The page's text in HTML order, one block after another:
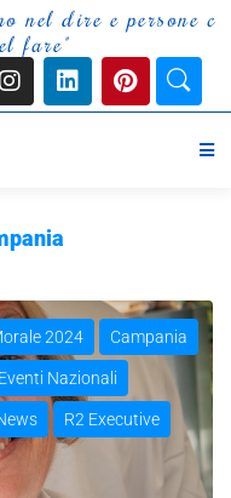
o nel dire e persone c
el fare"
2024 Campania
Eventi Nazionali
R2 Executive